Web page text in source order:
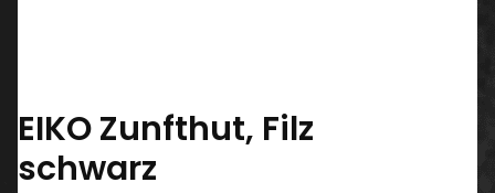
EIKO Zunfthut, Filz
schwarz